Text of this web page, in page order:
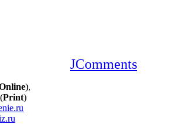
JComments
),
Print)